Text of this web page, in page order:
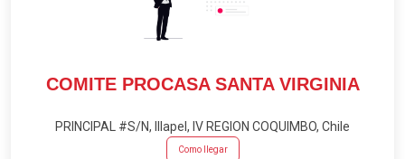
COMITE PROCASA SANTA VIRGINIA
PRINCIPAL #S/N, Illapel, IV REGION COQUIMBO, Chile
Como llegar